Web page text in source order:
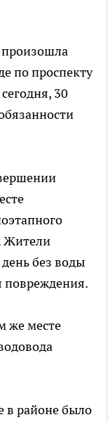
произошла
по проспекту
30
Жители
без воды
повреждения.
же месте
в районе было